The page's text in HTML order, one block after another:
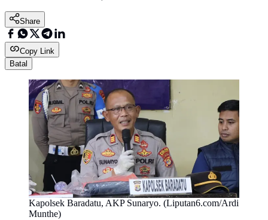
Share
Copy Link
Batal
Kapolsek Baradatu, AKP Sunaryo. (Liputan6.com/Ardi
Munthe)